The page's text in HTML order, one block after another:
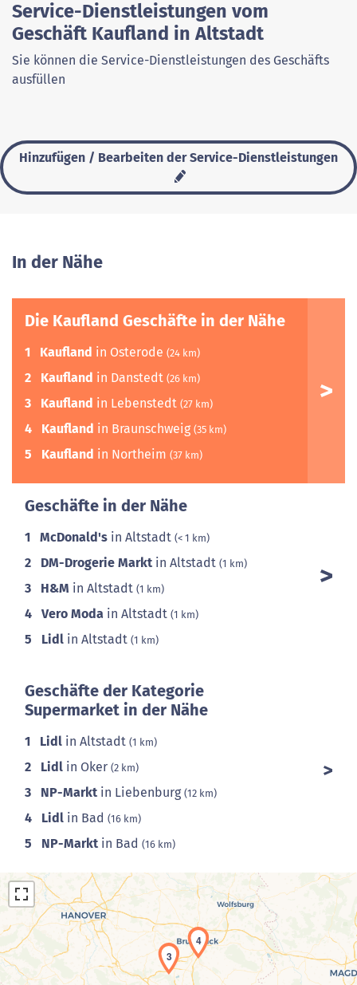
Service-Dienstleistungen vom
Geschäft Kaufland in Altstadt
Sie können die Service-Dienstleistungen des Geschäfts
ausfüllen
Hinzufügen / Bearbeiten der Service-Dienstleistungen
In der Nähe
Die Kaufland Geschäfte in der Nähe
1 Kaufland in Osterode (24 km)
2 Kaufland in Danstedt (26 km)
3 Kaufland in Lebenstedt (27 km)
4 Kaufland in Braunschweig (35 km)
5 Kaufland in Northeim (37 km)
Geschäfte in der Nähe
1 McDonald's in Altstadt (< 1 km)
2 DM-Drogerie Markt in Altstadt (1 km)
3 H&M in Altstadt (1 km)
4 Vero Moda in Altstadt (1 km)
5 Lidl in Altstadt (1 km)
Geschäfte der Kategorie
Supermarket in der Nähe
1 Lidl in Altstadt (1 km)
2 Lidl in Oker (2 km)
3 NP-Markt in Liebenburg (12 km)
4 Lidl in Bad (16 km)
5 NP-Markt in Bad (16 km)
3
4